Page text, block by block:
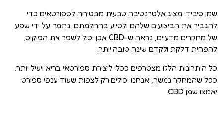
שמן סיבידי מציג אלטרנטיבה טבעית מבטיחה לספורטאים כדי
להגביר את הביצועים שלהם ולסייע בהחלמתם. נתמך על ידי שפע
של מחקרים מדעיים, נראה ש-CBD אכן יכול לשפר את הפוקוס,
להפחית דלקת ולקדם שינה טובה יותר.
כל היתרונות הללו מצטרפים ככלי ליצירת ספורטאי בריא ויעיל יותר.
ככל שהמחקר נמשך, אנחנו יכולים רק לצפות שעוד ענפי ספורט
יאמצו שמן CBD.